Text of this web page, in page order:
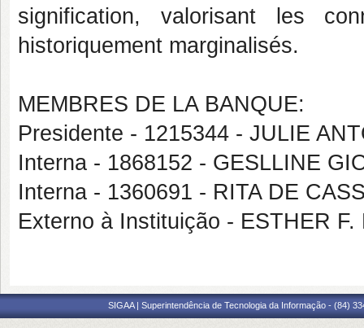
signification, valorisant les
historiquement marginalisés.
MEMBRES DE LA BANQUE:
Presidente - 1215344 - JULIE
Interna - 1868152 - GESLLINE
Interna - 1360691 - RITA DE
Externo à Instituição - ESTHER
SIGAA | Superintendência de Tecnologia da Informação - (84)